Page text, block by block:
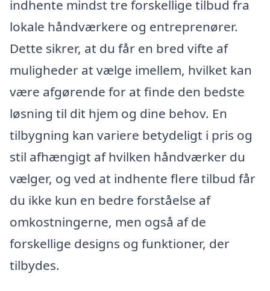
indhente mindst tre forskellige tilbud fra
lokale håndværkere og entreprenører.
Dette sikrer, at du får en bred vifte af
muligheder at vælge imellem, hvilket kan
være afgørende for at finde den bedste
løsning til dit hjem og dine behov. En
tilbygning kan variere betydeligt i pris og
stil afhængigt af hvilken håndværker du
vælger, og ved at indhente flere tilbud får
du ikke kun en bedre forståelse af
omkostningerne, men også af de
forskellige designs og funktioner, der
tilbydes.